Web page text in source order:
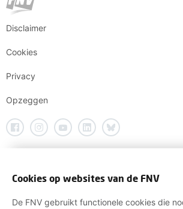
Disclaimer
Cookies
Privacy
Opzeggen
Cookies op websites van de FNV
De FNV gebruikt functionele cookies die